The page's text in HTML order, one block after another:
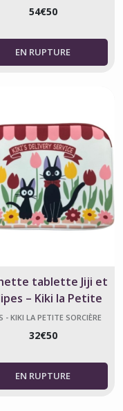
54€50
tablette Jiji et
– Kiki la Petite
Sorcière
- KIKI LA PETITE SORCIÈRE
32€50